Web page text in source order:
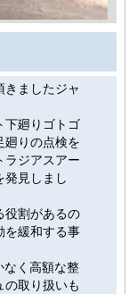
きましたジャ
下廻りゴトゴ
廻りの点検を
ラジアスアー
発見しまし
役割があるの
を緩和する事
なく高額な整
の取り扱いも